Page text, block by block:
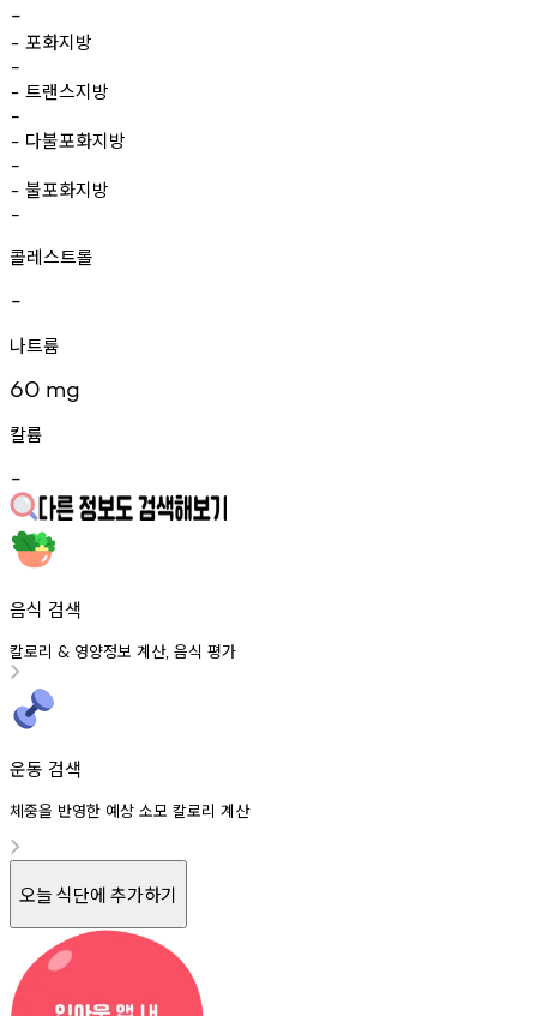
-
- 포화지방
-
- 트랜스지방
-
- 다불포화지방
-
- 불포화지방
-
콜레스트롤
-
나트륨
60 mg
칼륨
-
음식 검색
칼로리 & 영양정보 계산, 음식 평가
운동 검색
체중을 반영한 예상 소모 칼로리 계산
오늘 식단에 추가하기